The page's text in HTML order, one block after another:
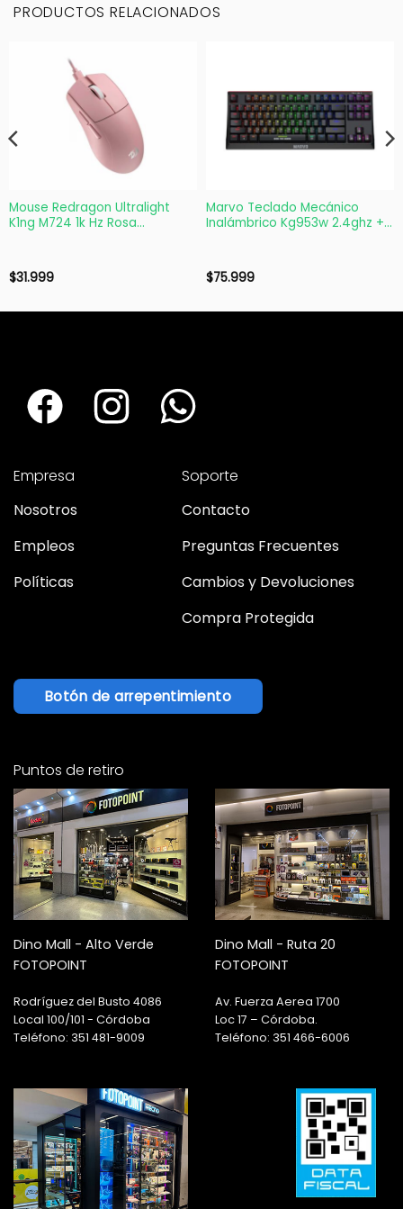
PRODUCTOS RELACIONADOS
Mouse Redragon Ultralight
K1ng M724 1k Hz Rosa
$31.999
Marvo Teclado Mecánico
Inalámbrico Kg953w 2.4ghz +
$75.999
Empresa
Nosotros
Empleos
Políticas
Soporte
Contacto
Preguntas Frecuentes
Cambios y Devoluciones
Compra Protegida
Botón de arrepentimiento
Puntos de retiro
Dino Mall - Alto Verde
FOTOPOINT
Rodríguez del Busto 4086
Local 100/101 - Córdoba
Teléfono: 351 481-9009
Dino Mall - Ruta 20
FOTOPOINT
Av. Fuerza Aerea 1700
Loc 17 – Córdoba.
Teléfono: 351 466-6006